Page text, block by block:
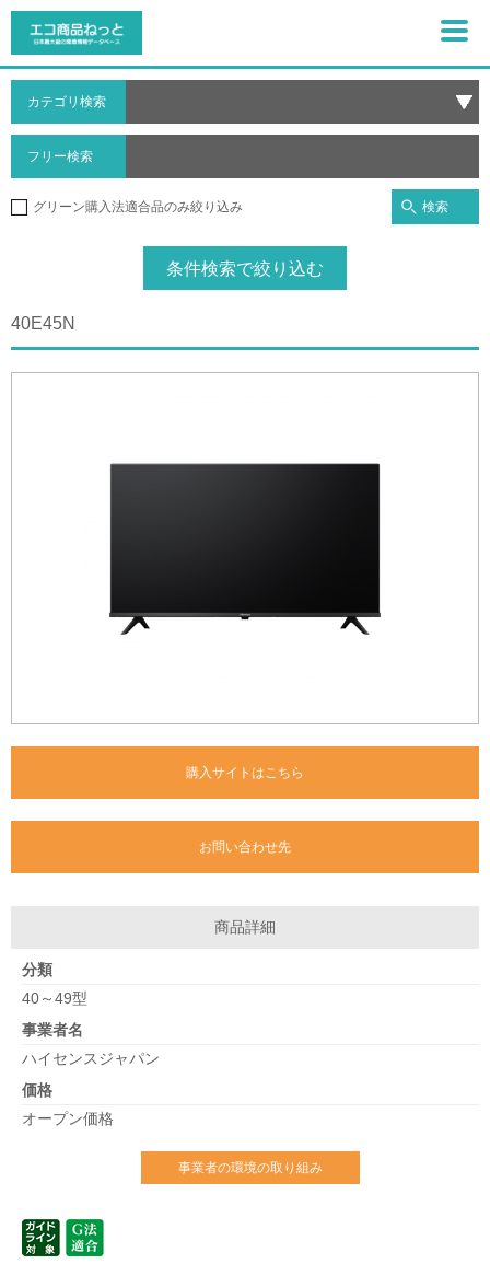
カテゴリ検索
フリー検索
グリーン購入法適合品のみ絞り込み 検索
条件検索で絞り込む
40E45N
購入サイトはこちら
お問い合わせ先
商品詳細
分類
40～49型
事業者名
ハイセンスジャパン
価格
オープン価格
事業者の環境の取り組み